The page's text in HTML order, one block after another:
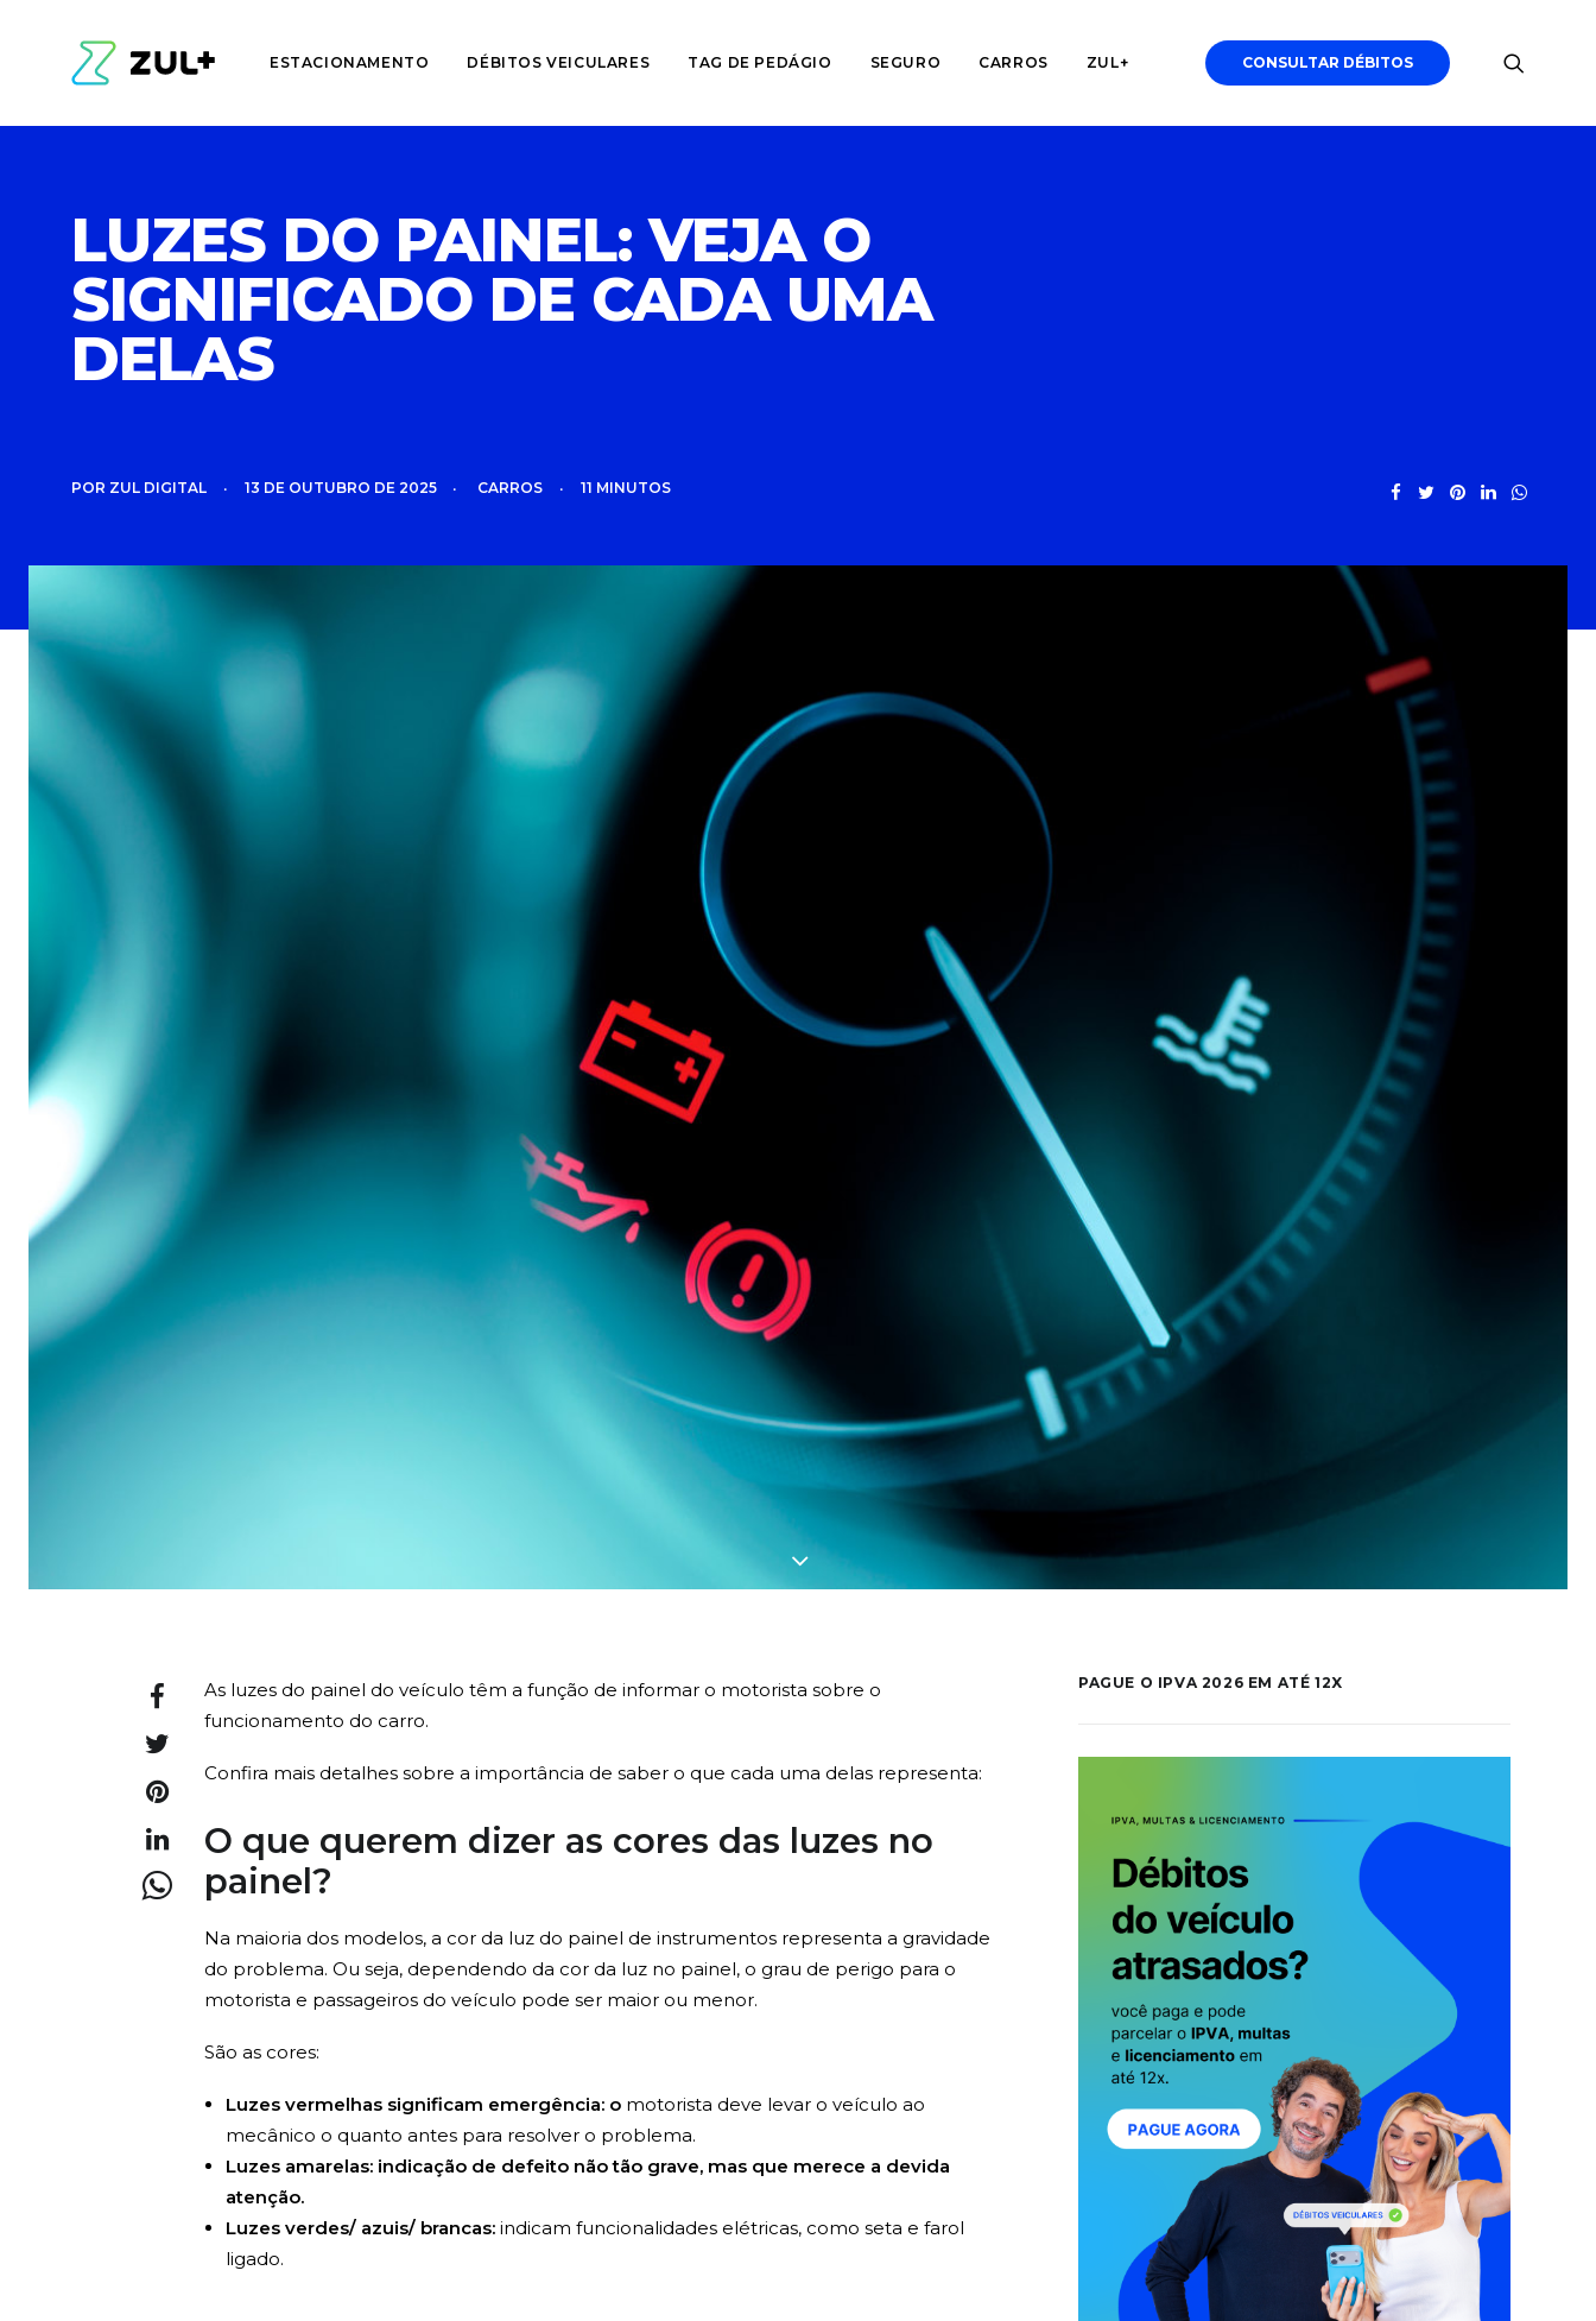
ESTACIONAMENTO DÉBITOS VEICULARES TAG DE PEDÁGIO SEGURO CARROS ZUL+ CONSULTAR DÉBITOS
LUZES DO PAINEL: VEJA O
SIGNIFICADO DE CADA UMA
DELAS
POR ZUL DIGITAL • 13 DE OUTUBRO DE 2025 • CARROS • 11 MINUTOS
As luzes do painel do veículo têm a função de informar o motorista sobre o
funcionamento do carro.
Confira mais detalhes sobre a importância de saber o que cada uma delas representa:
O que querem dizer as cores das luzes no
painel?
Na maioria dos modelos, a cor da luz do painel de instrumentos representa a gravidade
do problema. Ou seja, dependendo da cor da luz no painel, o grau de perigo para o
motorista e passageiros do veículo pode ser maior ou menor.
São as cores:
Luzes vermelhas significam emergência: o motorista deve levar o veículo ao
mecânico o quanto antes para resolver o problema.
Luzes amarelas: indicação de defeito não tão grave, mas que merece a devida
atenção.
Luzes verdes/ azuis/ brancas: indicam funcionalidades elétricas, como seta e farol
ligado.
PAGUE O IPVA 2026 EM ATÉ 12X